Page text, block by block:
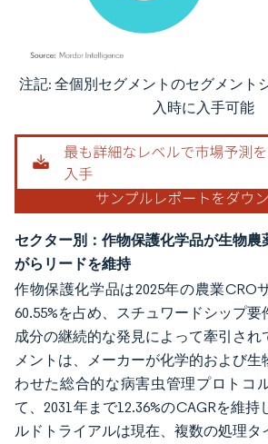
画像 © Mordor Intelligence。再利用にはCC BY 4.0
注記: 全個別セグメントのセグメント
入時に入手可能
セクター別：作物保護化学品が生物農
がらリードを維持
作物保護化学品は2025年の農業CRO
60.55%を占め、スチュワードシップ
成分の継続的な発見によって牽引され
メントは、メーカーが化学的および生
わせた総合的な病害虫管理プロトコ
て、2031年まで12.36%のCAGRを維
ルドトライアルは現在、複数の処理タ